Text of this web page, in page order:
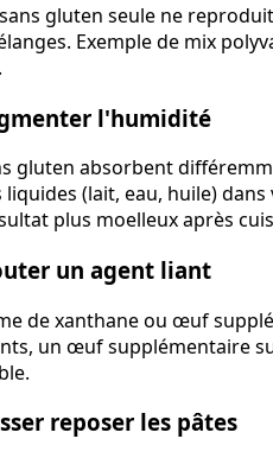
gluten seule ne
Exemple de mix
l'humidité
gluten absorbent
liquides (lait, eau, huile)
plus moelleux après
un agent liant
de xanthane ou œuf
un œuf supplémentaire
reposer les pâtes